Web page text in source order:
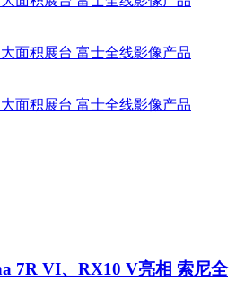
7R VI、RX10 V亮相 索尼全